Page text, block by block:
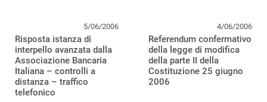
5/06/2006
Risposta istanza di
interpello avanzata dalla
Associazione Bancaria
Italiana – controlli a
distanza – traffico
telefonico
4/06/2006
Referendum confermativo
della legge di modifica
della parte II della
Costituzione 25 giugno
2006